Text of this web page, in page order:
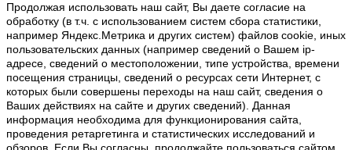
Продолжая использовать наш cайт, Вы даете согласие на
обработку (в т.ч. с использованием систем сбора статистики,
например Яндекс.Метрика и других систем) файлов cookie, иных
пользовательских данных (например сведений о Вашем ip-
адресе, сведений о местоположении, типе устройства, времени
посещения страницы, сведений о ресурсах сети Интернет, с
которых были совершены переходы на наш сайт, сведения о
Ваших действиях на сайте и других сведений). Данная
информация необходима для функционирования сайта,
проведения ретаргетинга и статистических исследований и